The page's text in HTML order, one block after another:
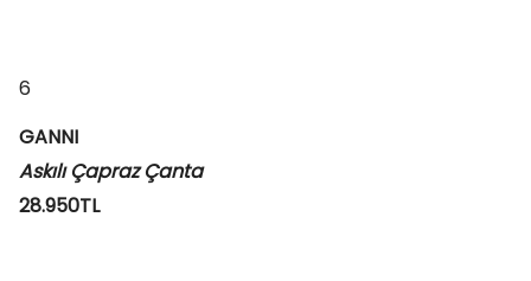
6
GANNI
Askılı Çapraz Çanta
28.950TL